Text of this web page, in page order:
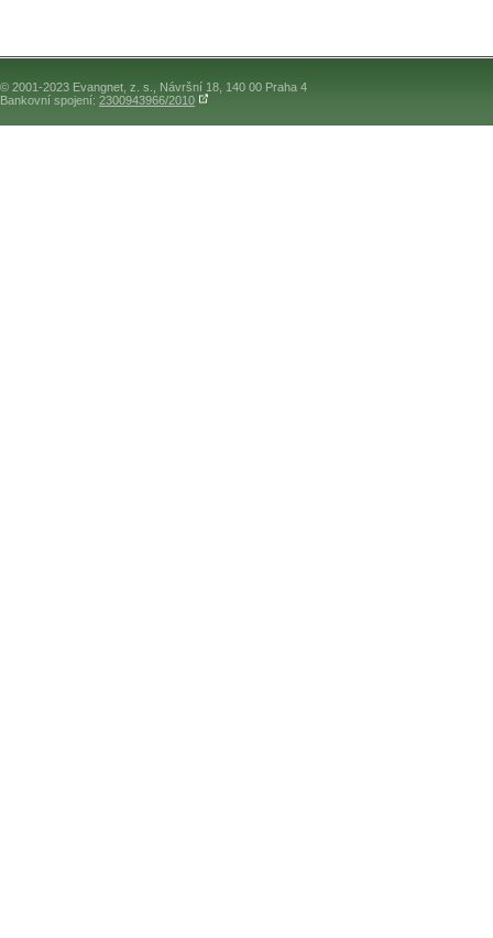
© 2001-2023 Evangnet, z. s., Návršní 18, 140 00 Praha 4
Bankovní spojení: 2300943966/2010